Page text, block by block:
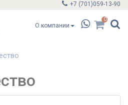
+7 (701)059-13-90
О компании
0